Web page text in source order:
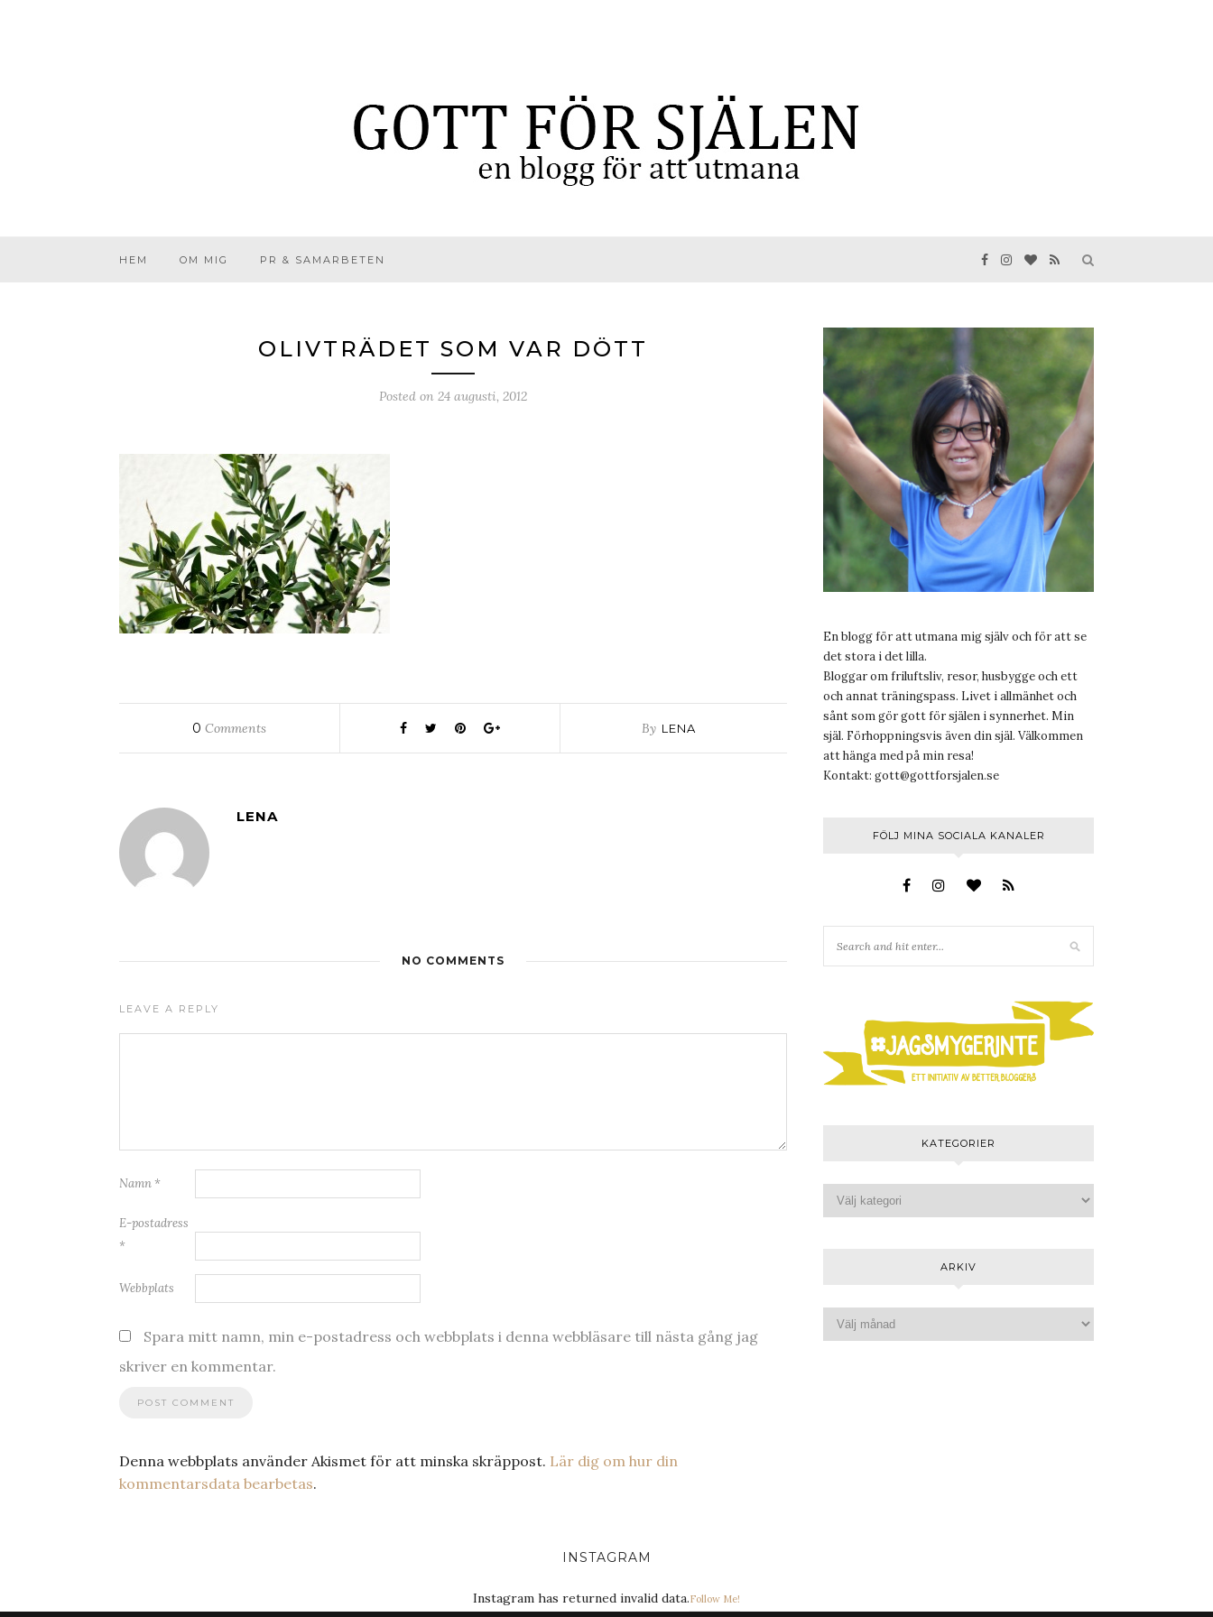
HEM OM MIG PR & SAMARBETEN
OLIVTRÄDET SOM VAR DÖTT
Posted on 24 augusti, 2012
0 Comments By LENA
LENA
NO COMMENTS
LEAVE A REPLY
Namn *
E-postadress
*
Webbplats
Spara mitt namn, min e-postadress och webbplats i denna webbläsare till nästa gång jag
skriver en kommentar.
Denna webbplats använder Akismet för att minska skräppost. Lär dig om hur din
kommentarsdata bearbetas.
En blogg för att utmana mig själv och för att se
det stora i det lilla.
Bloggar om friluftsliv, resor, husbygge och ett
och annat träningspass. Livet i allmänhet och
sånt som gör gott för själen i synnerhet. Min
själ. Förhoppningsvis även din själ. Välkommen
att hänga med på min resa!
Kontakt: gott@gottforsjalen.se
FÖLJ MINA SOCIALA KANALER
KATEGORIER
ARKIV
INSTAGRAM
Instagram has returned invalid data.Follow Me!